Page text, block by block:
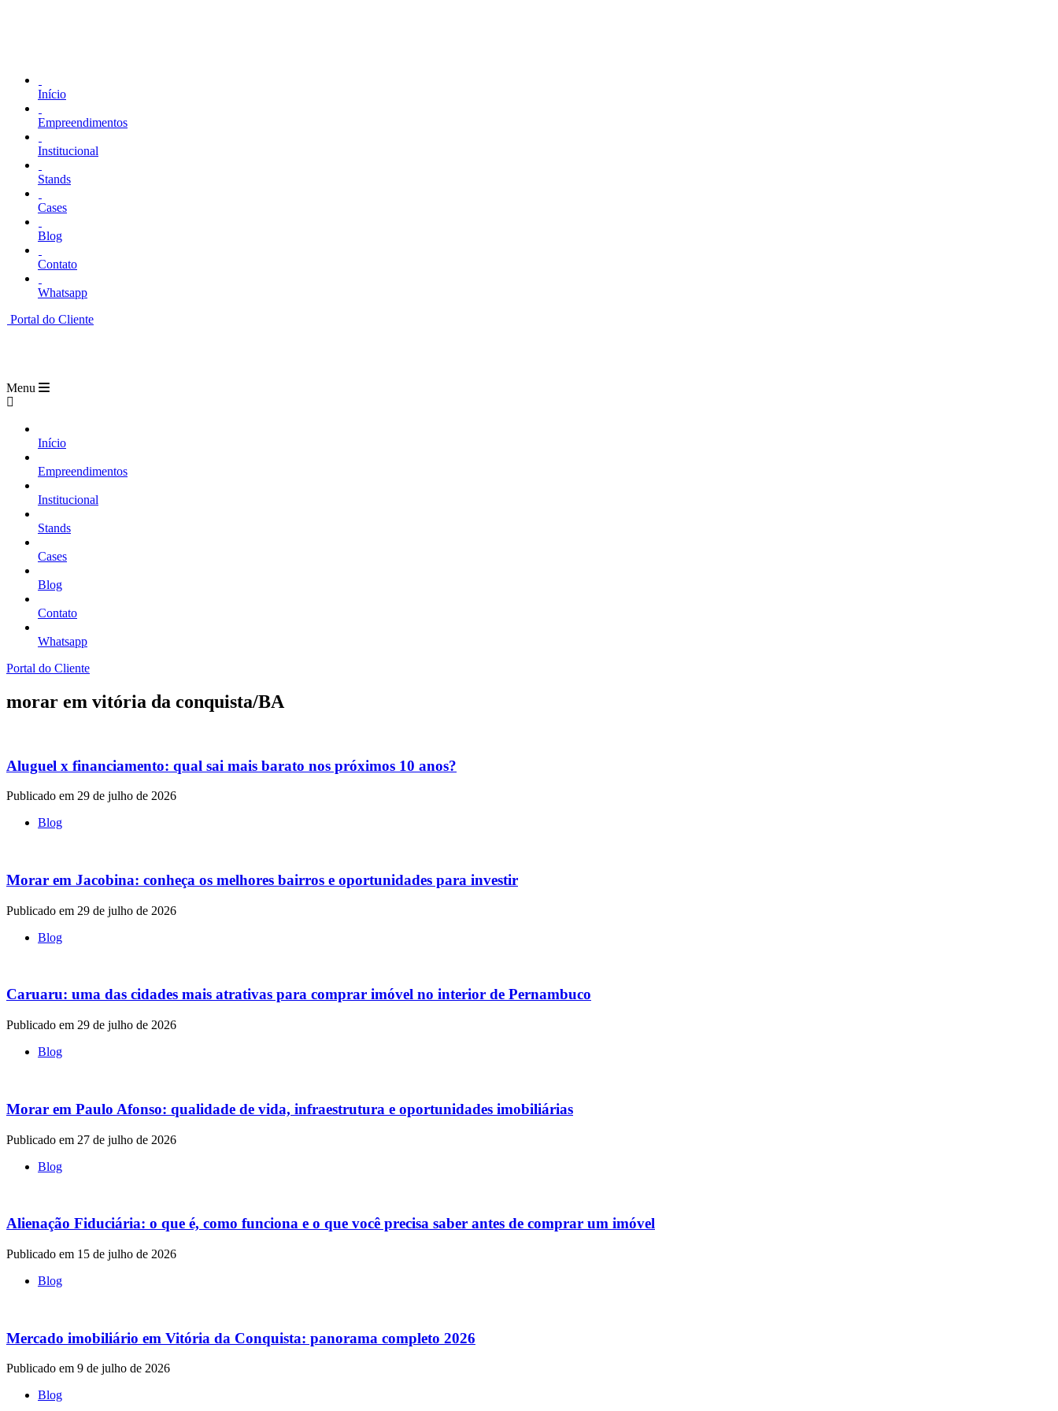
Início
Empreendimentos
Institucional
Stands
Cases
Blog
Contato
Whatsapp
Portal do Cliente
Menu
Início
Empreendimentos
Institucional
Stands
Cases
Blog
Contato
Whatsapp
Portal do Cliente
morar em vitória da conquista/BA
Aluguel x financiamento: qual sai mais barato nos próximos 10 anos?
Publicado em 29 de julho de 2026
Blog
Morar em Jacobina: conheça os melhores bairros e oportunidades para investir
Publicado em 29 de julho de 2026
Blog
Caruaru: uma das cidades mais atrativas para comprar imóvel no interior de Pernambuco
Publicado em 29 de julho de 2026
Blog
Morar em Paulo Afonso: qualidade de vida, infraestrutura e oportunidades imobiliárias
Publicado em 27 de julho de 2026
Blog
Alienação Fiduciária: o que é, como funciona e o que você precisa saber antes de comprar um imóvel
Publicado em 15 de julho de 2026
Blog
Mercado imobiliário em Vitória da Conquista: panorama completo 2026
Publicado em 9 de julho de 2026
Blog